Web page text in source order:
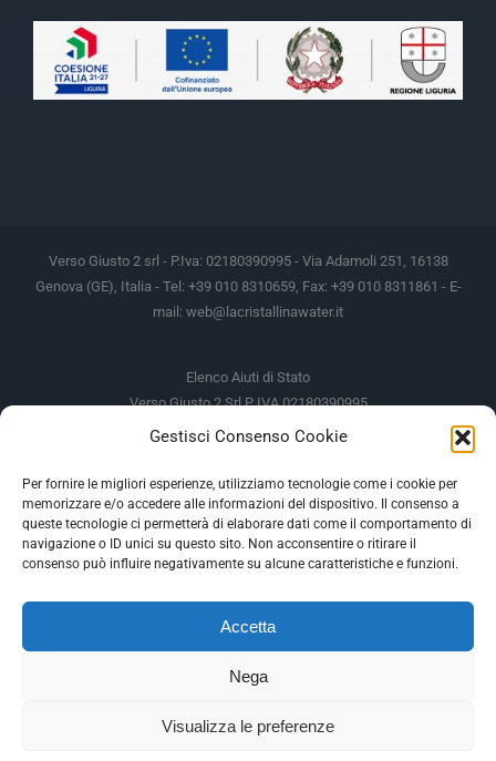
Gestisci Consenso Cookie
Per fornire le migliori esperienze, utilizziamo tecnologie come i cookie per
memorizzare e/o accedere alle informazioni del dispositivo. Il consenso a
queste tecnologie ci permetterà di elaborare dati come il comportamento di
navigazione o ID unici su questo sito. Non acconsentire o ritirare il
consenso può influire negativamente su alcune caratteristiche e funzioni.
Accetta
Nega
Visualizza le preferenze
Verso Giusto 2 srl - P.Iva: 02180390995 - Via Adamoli 251, 16138
Genova (GE), Italia - Tel: +39 010 8310659, Fax: +39 010 8311861 - E-
mail: web@lacristallinawater.it
Elenco Aiuti di Stato
Verso Giusto 2 Srl P IVA 02180390995
Soggetto Erogante
Somma Incassata
Agenzia delle Entrate
49.338,00 €
Agenzia delle Entrate
49.338,00 €
M.I.S.E
935,34 €
Gli altri aiuti di Stato sono consultabili sul REGISTRO NAZIONALE
--